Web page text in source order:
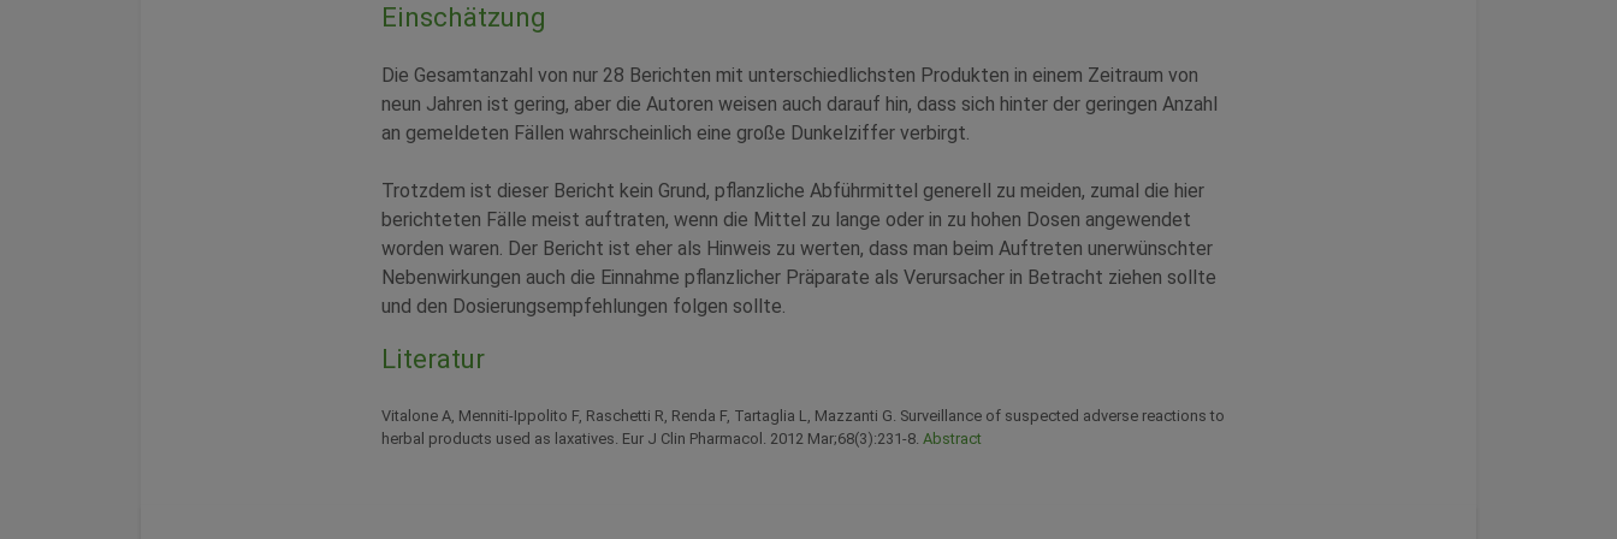
Einschätzung
Die Gesamtanzahl von nur 28 Berichten mit unterschiedlichsten Produkten in einem Zeitraum von
neun Jahren ist gering, aber die Autoren weisen auch darauf hin, dass sich hinter der geringen Anzahl
an gemeldeten Fällen wahrscheinlich eine große Dunkelziffer verbirgt.
Trotzdem ist dieser Bericht kein Grund, pflanzliche Abführmittel generell zu meiden, zumal die hier
berichteten Fälle meist auftraten, wenn die Mittel zu lange oder in zu hohen Dosen angewendet
worden waren. Der Bericht ist eher als Hinweis zu werten, dass man beim Auftreten unerwünschter
Nebenwirkungen auch die Einnahme pflanzlicher Präparate als Verursacher in Betracht ziehen sollte
und den Dosierungsempfehlungen folgen sollte.
Literatur
Vitalone A, Menniti-Ippolito F, Raschetti R, Renda F, Tartaglia L, Mazzanti G. Surveillance of suspected adverse reactions to
herbal products used as laxatives. Eur J Clin Pharmacol. 2012 Mar;68(3):231-8. Abstract